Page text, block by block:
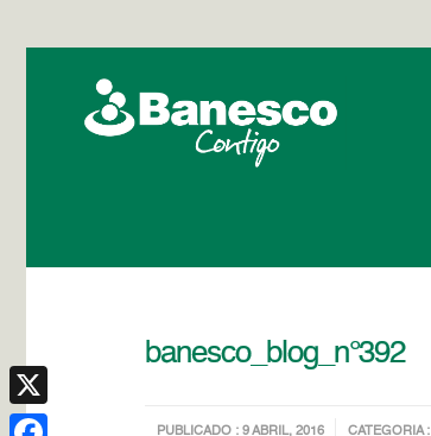
banesco_blog_n°392
PUBLICADO : 9 ABRIL, 2016 CATEGORIA :
X